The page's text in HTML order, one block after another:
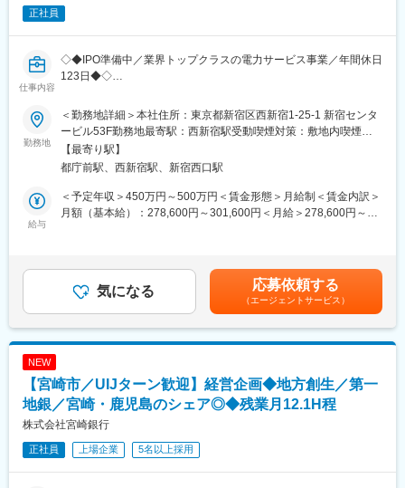
2環境・社会に配慮したサプライチェーン体制を整備
3一人ひとりの多様な価値観を尊重し、すべての人材が未来志向で
活躍できる職場基盤の構築
4持続的成長に向けた健全なガバナンス体制の強化
活動の推進（計画とりまとめ、活動状況フォロー）
・CSRやESGに関する中長期的な運営方針及び実行計画の調整、
立案、実行
・サステナビリティ委員会事務局としての運営、レポート、情報
・アニュアルレポート等の企画立案及びESG評価機関等の調査対
応、社内外への情報開示、発信
上記を中心として幅広く対応していただくこととなります。
■組織構成について：
サステナビリティ推進室
・執行役員室長1名、マネージャー1名、メンバー1名
正社員
仕事内容
◇◆IPO準備中／業界トップクラスの電力サービス事業／年間休日
123日◆◇
■業務概要
当社の経営企画担当は、「開示業務」「予算/中計策定業務」「株
式管理」を主要業務としており、当募集は「開示業務」の担当者
を募集しております。
どのような業種業態の会社でも通用する高いスキル・知識が身に
つくと同時に、会社の成長を間近に感じられることが大きな魅力
です。
示資料作成システムを使用）
・株主対応/投資家対応 （決算説明会や問い合わせ対応等）
・事業計画に関する社内調整等 （エクイティストーリーや中期経
ど、電気エネルギーに関する幅広いサービスを展開しています。
■組織構成
経営企画室は10名体制。
配属予定の開示チームには係長含めた4名が在籍しております。
勤務地
＜勤務地詳細＞本社住所：東京都新宿区西新宿1-25-1 新宿センタ
ービル53F勤務地最寄駅：西新宿駅受動喫煙対策：敷地内喫煙可
能場所あり変更の範囲：会社の定める事業所
【最寄り駅】
都庁前駅、西新宿駅、新宿西口駅
給与
＜予定年収＞450万円～500万円＜賃金形態＞月給制＜賃金内訳＞
月額（基本給）：278,600円～301,600円＜月給＞278,600円～
る可能性があります。月給(月額)は固定手当を含めた表記です。
気になる 応募依頼する
（エージェントサービス）
NEW
【宮崎市／UIJターン歓迎】経営企画◆地方創生／第一
地銀／宮崎・鹿児島のシェア◎◆残業月12.1H程
株式会社宮崎銀行
正社員 上場企業 5名以上採用